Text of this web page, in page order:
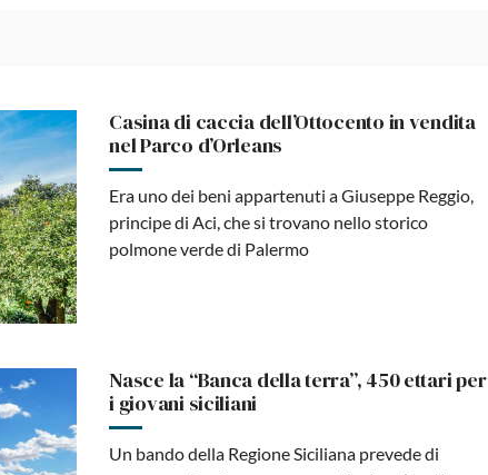
Casina di caccia dell’Ottocento in vendita
nel Parco d’Orleans
Era uno dei beni appartenuti a Giuseppe Reggio,
principe di Aci, che si trovano nello storico
polmone verde di Palermo
Nasce la “Banca della terra”, 450 ettari per
i giovani siciliani
Un bando della Regione Siciliana prevede di